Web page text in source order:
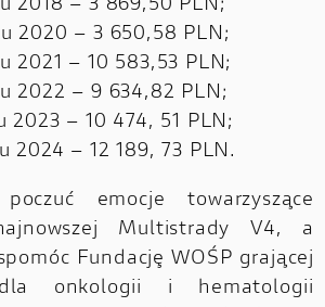
2018 – 3 869,50 PLN;
2020 – 3 650,58 PLN;
2021 – 10 583,53 PLN;
2022 – 9 634,82 PLN;
2023 – 10 474, 51 PLN;
2024 – 12 189, 73 PLN.
emocje towarzyszące
Multistrady V4, a
Fundację WOŚP grającej
onkologii i hematologii